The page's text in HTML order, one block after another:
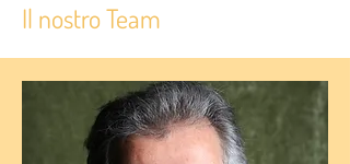
Il nostro Team